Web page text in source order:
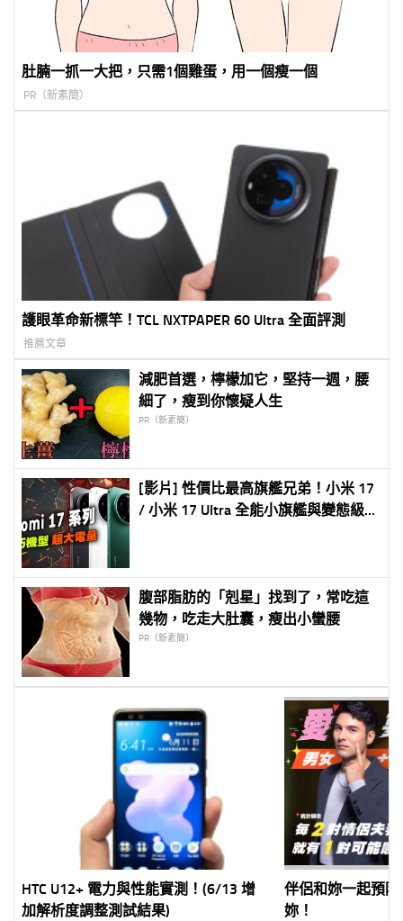
肚腩一抓一大把，只需1個雞蛋，用一個瘦一個
PR（新素簡）
護眼革命新標竿！TCL NXTPAPER 60 Ultra 全面評測
推薦文章
減肥首選，檸檬加它，堅持一週，腰
細了，瘦到你懷疑人生
PR（新素簡）
[影片] 性價比最高旗艦兄弟！小米 17
/ 小米 17 Ultra 全能小旗艦與變態級影
腹部脂肪的「剋星」找到了，常吃這
幾物，吃走大肚囊，瘦出小蠻腰
PR（新素簡）
HTC U12+ 電力與性能實測！(6/13 增
加解析度調整測試結果)
伴侶和妳一起預
妳！